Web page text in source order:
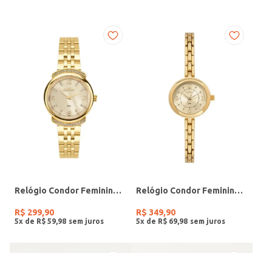
Relógio Condor Feminino DOURADO
R$ 299,90
5x de R$ 59 98
Relógio Condor Feminino DOURADO
R$ 349,90
5x de R$ 69 98